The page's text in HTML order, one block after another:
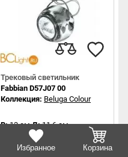
Избранное Корзина
Трековый светильник
Fabbian D57J07 00
Коллекция: Beluga Colour
В:13 см Д:11.6 см
GU10 x 1 max 75W
Цена: По запросу